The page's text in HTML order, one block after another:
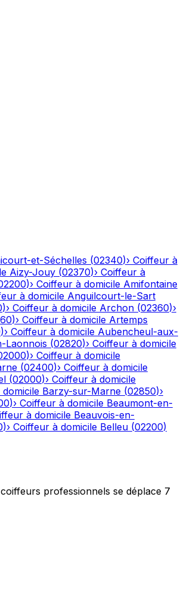
et-Séchelles (02340)› Coiffeur à
Aizy-Jouy (02370)› Coiffeur à
)› Coiffeur à domicile Amifontaine
à domicile Anguilcourt-le-Sart
)› Coiffeur à domicile Archon (02360)›
)› Coiffeur à domicile Artemps
)› Coiffeur à domicile Aubencheul-aux-
Laonnois (02820)› Coiffeur à domicile
)› Coiffeur à domicile
(02400)› Coiffeur à domicile
(02000)› Coiffeur à domicile
Barzy-sur-Marne (02850)›
)› Coiffeur à domicile Beaumont-en-
à domicile Beauvois-en-
)› Coiffeur à domicile Belleu (02200)
professionnels se déplace 7